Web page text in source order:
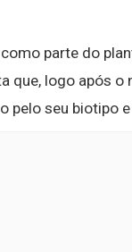
parte do
que, logo após
pelo seu biotipo